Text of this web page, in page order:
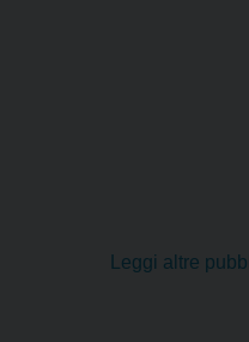
Leggi altre